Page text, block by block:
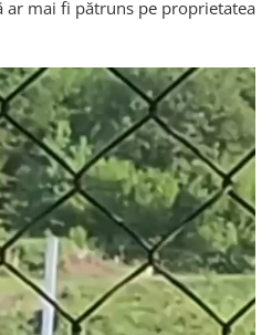
ar mai fi pătruns pe proprietatea